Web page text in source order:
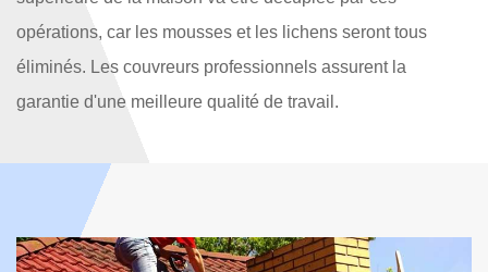
opérations, car les mousses et les lichens seront tous
éliminés. Les couvreurs professionnels assurent la
garantie d'une meilleure qualité de travail.